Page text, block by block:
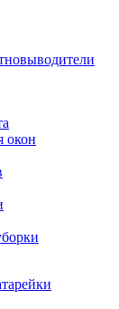
окон